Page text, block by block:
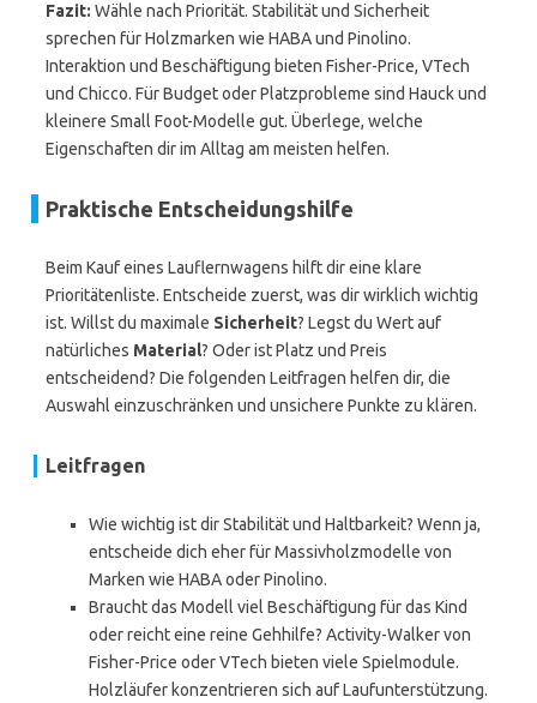
Fazit: Wähle nach Priorität. Stabilität und Sicherheit
sprechen für Holzmarken wie HABA und Pinolino.
Interaktion und Beschäftigung bieten Fisher-Price, VTech
und Chicco. Für Budget oder Platzprobleme sind Hauck und
kleinere Small Foot-Modelle gut. Überlege, welche
Eigenschaften dir im Alltag am meisten helfen.
Praktische Entscheidungshilfe
Beim Kauf eines Lauflernwagens hilft dir eine klare
Prioritätenliste. Entscheide zuerst, was dir wirklich wichtig
ist. Willst du maximale Sicherheit? Legst du Wert auf
natürliches Material? Oder ist Platz und Preis
entscheidend? Die folgenden Leitfragen helfen dir, die
Auswahl einzuschränken und unsichere Punkte zu klären.
Leitfragen
Wie wichtig ist dir Stabilität und Haltbarkeit? Wenn ja,
entscheide dich eher für Massivholzmodelle von
Marken wie HABA oder Pinolino.
Braucht das Modell viel Beschäftigung für das Kind
oder reicht eine reine Gehhilfe? Activity-Walker von
Fisher-Price oder VTech bieten viele Spielmodule.
Holzläufer konzentrieren sich auf Laufunterstützung.